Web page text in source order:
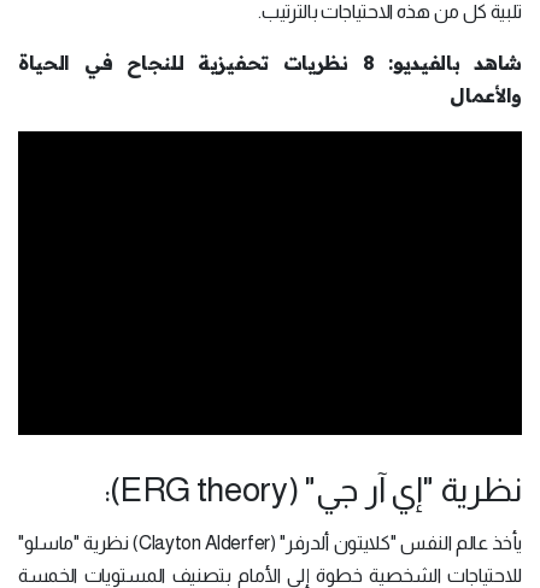
تلبية كل من هذه الاحتياجات بالترتيب.
شاهد بالفيديو: 8 نظريات تحفيزية للنجاح في الحياة
والأعمال
نظرية "إي آر جي" (ERG theory):
يأخذ عالم النفس "كلايتون ألدرفر" (Clayton Alderfer) نظرية "ماسلو"
للاحتياجات الشخصية خطوة إلى الأمام بتصنيف المستويات الخمسة